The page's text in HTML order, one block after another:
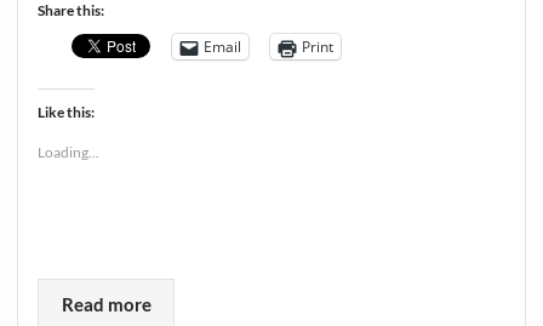
Share this:
Email Print
Like this:
Loading...
Read more